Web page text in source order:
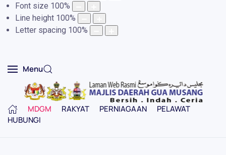
Font size 100%
Line height 100%
Letter spacing 100%
Menu
MDGM RAKYAT PERNIAGAAN
PELAWAT
HUBUNGI